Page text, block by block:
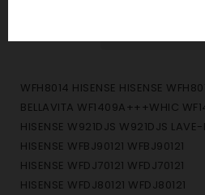
WFH8014 HISENSE HISENSE
BELLAVITA WF1409A+++WHIC
HISENSE W921DJS W921DJS LAVE-
HISENSE WFBJ90121 WFBJ90121
HISENSE WFDJ70121 WFDJ70121
HISENSE WFDJ80121 WFDJ80121